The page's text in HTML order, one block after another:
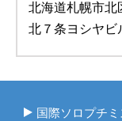
北海道札幌市北
北７条ヨシヤビ
国際ソロプチミ